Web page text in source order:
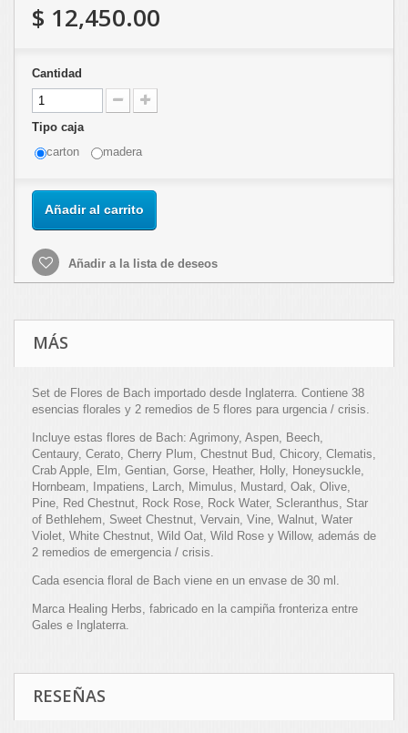
$ 12,450.00
Cantidad
Tipo caja
carton
madera
Añadir al carrito
Añadir a la lista de deseos
MÁS
Set de Flores de Bach importado desde Inglaterra. Contiene 38
esencias florales y 2 remedios de 5 flores para urgencia / crisis.
Incluye estas flores de Bach: Agrimony, Aspen, Beech,
Centaury, Cerato, Cherry Plum, Chestnut Bud, Chicory, Clematis,
Crab Apple, Elm, Gentian, Gorse, Heather, Holly, Honeysuckle,
Hornbeam, Impatiens, Larch, Mimulus, Mustard, Oak, Olive,
Pine, Red Chestnut, Rock Rose, Rock Water, Scleranthus, Star
of Bethlehem, Sweet Chestnut, Vervain, Vine, Walnut, Water
Violet, White Chestnut, Wild Oat, Wild Rose y Willow, además de
2 remedios de emergencia / crisis.
Cada esencia floral de Bach viene en un envase de 30 ml.
Marca Healing Herbs, fabricado en la campiña fronteriza entre
Gales e Inglaterra.
RESEÑAS